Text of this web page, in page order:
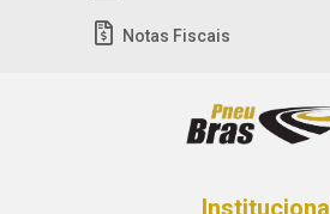
Notas Fiscais